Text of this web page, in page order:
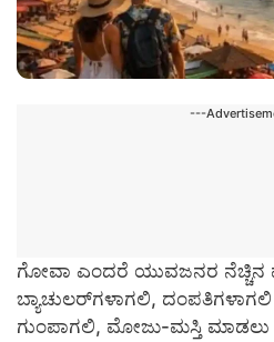
---
ಗೋವಾ ಎಂದರೆ ಯುವಜನರ ನೆಚ್ಚಿನ
ಬ್ಯಾಚುಲರ್‌ಗಳಾಗಲಿ, ದಂಪತಿಗಳಾಗಲಿ
ಗುಂಪಾಗಲಿ, ಮೋಜು-ಮಸ್ತಿ